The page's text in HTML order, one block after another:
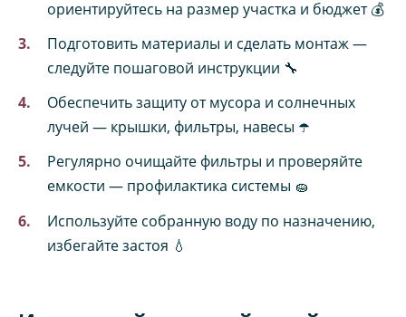
ориентируйтесь на размер участка и бюджет 💰
Подготовить материалы и сделать монтаж —
следуйте пошаговой инструкции 🔧
Обеспечить защиту от мусора и солнечных
лучей — крышки, фильтры, навесы ☂️
Регулярно очищайте фильтры и проверяйте
емкости — профилактика системы 🧽
Используйте собранную воду по назначению,
избегайте застоя 💧